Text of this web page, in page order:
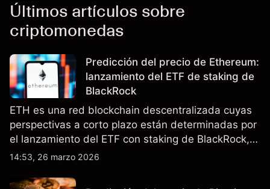
Últimos artículos sobre
criptomonedas
Predicción del precio de Ethereum:
lanzamiento del ETF de staking de
BlackRock
ETH es una red blockchain descentralizada cuyas
perspectivas a corto plazo están determinadas por
el lanzamiento del ETF con staking de BlackRock,
la actualización Pectra y las expectativas sobre las
no es un indicador fiable de resultados futuros.
14:53, 26 marzo 2026